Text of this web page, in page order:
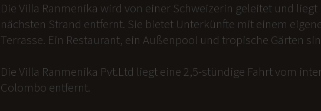
Die Villa Ranmenika wird von einer Schweizerin geleitet und
nächsten Strand entfernt. Sie bietet Unterkünfte mit einem
Terrasse. Ein Restaurant, ein Außenpool und tropische Gärten
Die Villa Ranmenika Pvt.Ltd liegt eine 2,5-stündige Fahrt vom
Colombo entfernt.